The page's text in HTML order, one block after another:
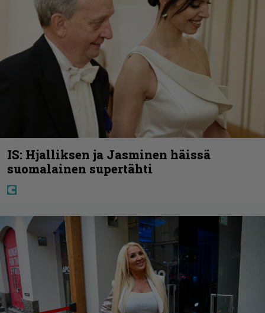
IS: Hjalliksen ja Jasminen häissä
suomalainen supertähti